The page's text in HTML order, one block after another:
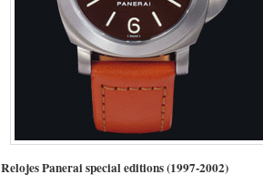
Relojes Panerai special editions (1997-2002)